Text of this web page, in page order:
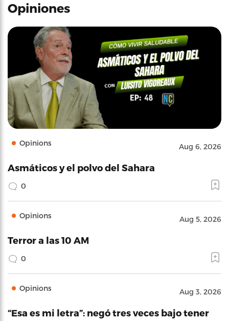
Opiniones
Opinions Aug 6, 2026
Asmáticos y el polvo del Sahara
0
Opinions Aug 5, 2026
Terror a las 10 AM
0
Opinions Aug 3, 2026
“Esa es mi letra”: negó tres veces bajo tener